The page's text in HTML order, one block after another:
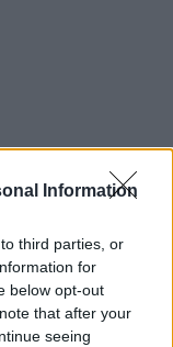
Information
third parties, or
for
below opt-out
that after your
seeing